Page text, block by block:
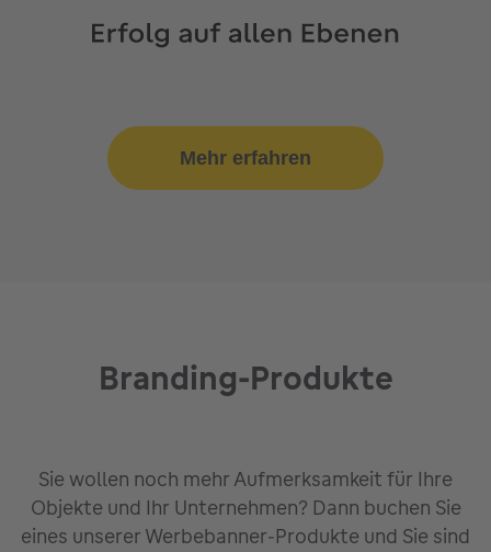
Mehr erfahren
Branding-Produkte
Sie wollen noch mehr Aufmerksamkeit für Ihre
Objekte und Ihr Unternehmen? Dann buchen Sie
eines unserer Werbebanner-Produkte und Sie sind